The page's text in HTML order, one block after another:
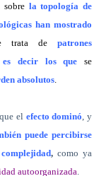
sobre la topología de
han mostrado
trata depatrones
es decir los quese
absolutos.
el efecto dominó , y
puede percibirse
, como ya
autoorganizada